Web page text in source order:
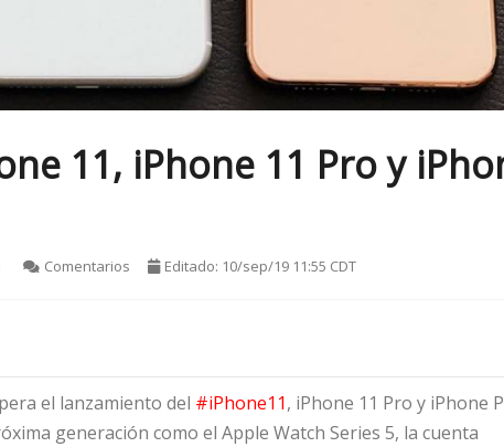
11, iPhone 11 Pro y
Comentarios Editado: 10/sep/19 11:55 CDT
el lanzamiento del #iPhone11, iPhone 11 Pro y iPhone
generación como el Apple Watch Series 5, la cuenta